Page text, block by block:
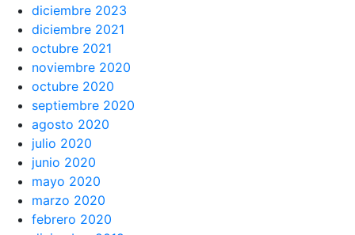
diciembre 2023
diciembre 2021
octubre 2021
noviembre 2020
octubre 2020
septiembre 2020
agosto 2020
julio 2020
junio 2020
mayo 2020
marzo 2020
febrero 2020